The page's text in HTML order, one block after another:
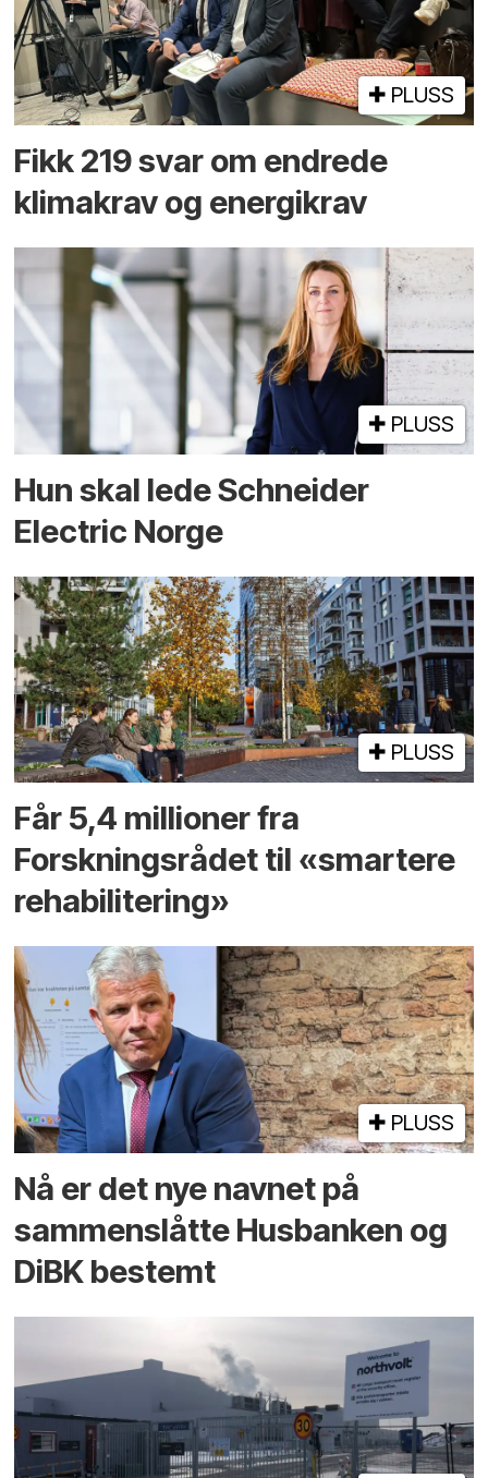
PLUSS
Fikk 219 svar om endrede
klimakrav og energikrav
PLUSS
Hun skal lede Schneider
Electric Norge
PLUSS
Får 5,4 millioner fra
Forskningsrådet til «smartere
rehabilitering»
PLUSS
Nå er det nye navnet på
sammenslåtte Husbanken og
DiBK bestemt